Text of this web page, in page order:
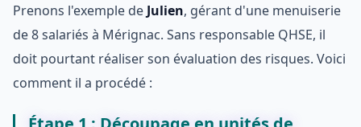
Prenons l'exemple de Julien, gérant d'une menuiserie
de 8 salariés à Mérignac. Sans responsable QHSE, il
doit pourtant réaliser son évaluation des risques. Voici
comment il a procédé :